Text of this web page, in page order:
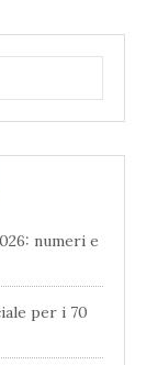
numeri e
per i 70